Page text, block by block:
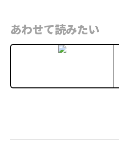
あわせて読みたい